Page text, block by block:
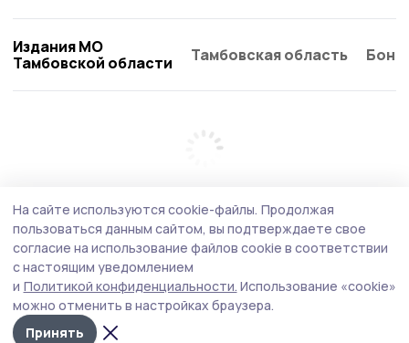
Издания МО
Тамбовской области
Тамбовская область
На сайте используются cookie-файлы. Продолжая
пользоваться данным сайтом, вы подтверждаете свое
согласие на использование файлов cookie в соответствии
с настоящим уведомлением
и Политикой конфиденциальности. Использование «cookie»
можно отменить в настройках браузера.
Принять